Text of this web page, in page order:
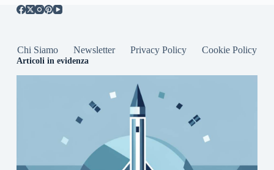
Chi Siamo Newsletter Privacy Policy Cookie Policy
Articoli in evidenza